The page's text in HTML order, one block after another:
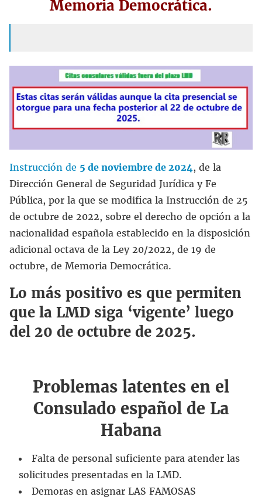
Memoria Democrática.
Instrucción de 5 de noviembre de 2024, de la
Dirección General de Seguridad Jurídica y Fe
Pública, por la que se modifica la Instrucción de 25
de octubre de 2022, sobre el derecho de opción a la
nacionalidad española establecido en la disposición
adicional octava de la Ley 20/2022, de 19 de
octubre, de Memoria Democrática.
Lo más positivo es que permiten
que la LMD siga ‘vigente’ luego
del 20 de octubre de 2025.
Problemas latentes en el
Consulado español de La
Habana
Falta de personal suficiente para atender las
solicitudes presentadas en la LMD.
Demoras en asignar LAS FAMOSAS